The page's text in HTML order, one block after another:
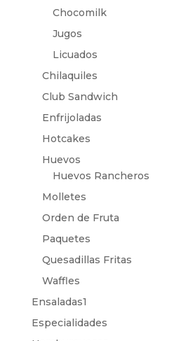
Chocomilk
Jugos
Licuados
Chilaquiles
Club Sandwich
Enfrijoladas
Hotcakes
Huevos
Huevos Rancheros
Molletes
Orden de Fruta
Paquetes
Quesadillas Fritas
Waffles
Ensaladas1
Especialidades